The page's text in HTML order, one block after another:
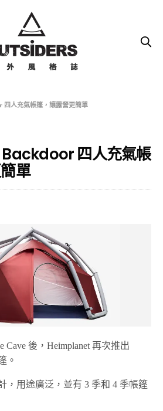
四人充氣帳篷，讓露營更簡單
四人充氣帳
單
Cave 後，Heimplanet 再次推出
。
，用途廣泛，並有 3 季和 4 季帳篷